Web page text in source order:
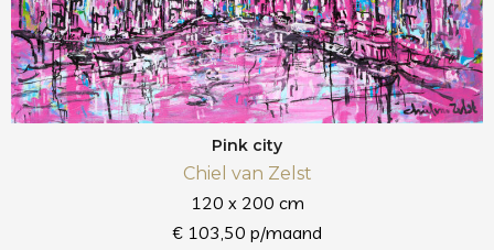
Pink city
Chiel van Zelst
120 x 200 cm
€ 103,50 p/maand